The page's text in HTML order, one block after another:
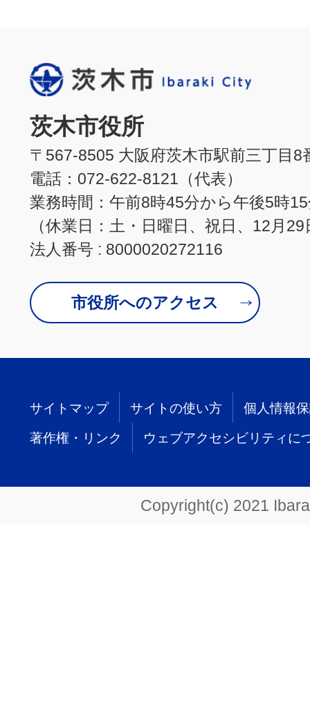
茨木市役所
〒567-8505 大阪府茨木市駅前三丁目8
電話：072-622-8121（代表）
業務時間：午前8時45分から午後5時
（休業日：土・日曜日、祝日、12月
法人番号 : 8000020272116
市役所へのアクセス
サイトマップ サイトの使い方 個人情報
著作権・リンク ウェブアクセシビリティに
Copyright(c) 2021